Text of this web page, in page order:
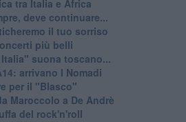
tra Italia e Africa
deve continuare...
il tuo sorriso
più belli
suona toscano...
arrivano I Nomadi
per il "Blasco"
Maroccolo a De Andrè
del rock'n'roll